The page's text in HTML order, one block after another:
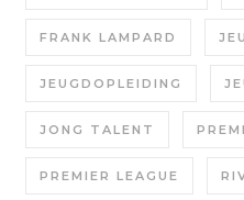
FRANK LAMPARD
JEUGDOPLEIDING
JONG TALENT
PREMIER LEAGUE